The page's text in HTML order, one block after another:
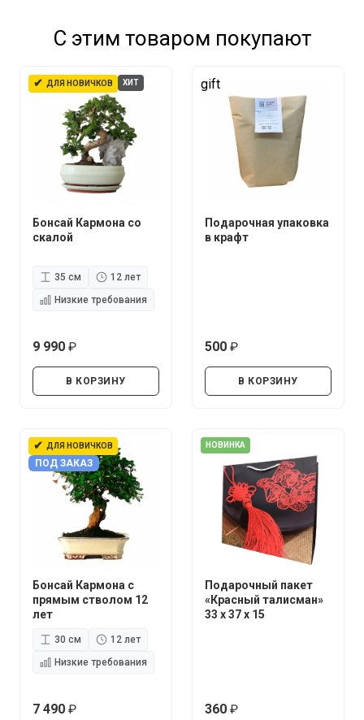
С этим товаром покупают
✔ ДЛЯ НОВИЧКОВ ХИТ
Бонсай Кармона со
скалой
35 см
12 лет
Низкие требования
9 990
В КОРЗИНУ
gift
Подарочная упаковка
в крафт
500
В КОРЗИНУ
✔ ДЛЯ НОВИЧКОВ
ПОД ЗАКАЗ
Бонсай Кармона с
прямым стволом 12
лет
30 см
12 лет
Низкие требования
7 490
НОВИНКА
Подарочный пакет
«Красный талисман»
33 х 37 х 15
360